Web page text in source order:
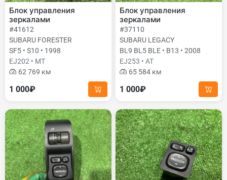
Блок управления
зеркалами
#41612
SUBARU FORESTER
SF5 • S10 • 1998
EJ202 • MT
62 769 км
1 000₽
Блок управления
зеркалами
#37110
SUBARU LEGACY
BL9 BL5 BLE • B13 • 2008
EJ253 • AT
65 584 км
1 000₽